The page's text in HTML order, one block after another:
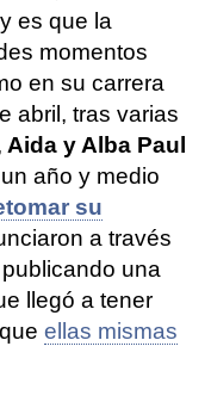
es que la
momentos
en su carrera
abril, tras varias
Aida y Alba Paul
año y medio
su
a través
una
llegó a tener
ellas mismas